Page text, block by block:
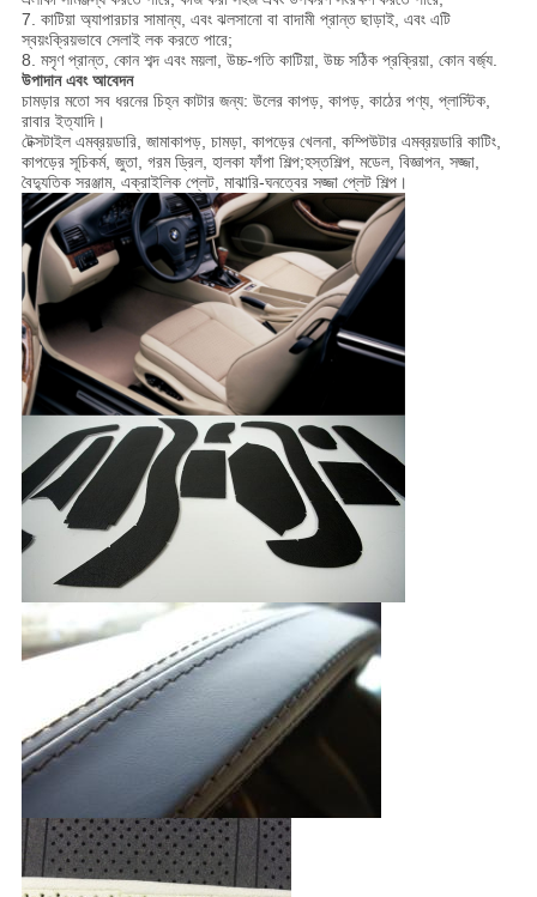
7. কাটিয়া অ্যাপারচার সামান্য, এবং ঝলসানো বা বাদামী প্রান্ত ছাড়াই, এবং এটি
স্বয়ংক্রিয়ভাবে সেলাই লক করতে পারে;
8. মসৃণ প্রান্ত, কোন শব্দ এবং ময়লা, উচ্চ-গতি কাটিয়া, উচ্চ সঠিক প্রক্রিয়া, কোন বর্জ্য.
উপাদান এবং আবেদন
চামড়ার মতো সব ধরনের চিহ্ন কাটার জন্য: উলের কাপড়, কাপড়, কাঠের পণ্য, প্লাস্টিক,
রাবার ইত্যাদি।
টেক্সটাইল এমব্রয়ডারি, জামাকাপড়, চামড়া, কাপড়ের খেলনা, কম্পিউটার এমব্রয়ডারি কাটিং,
কাপড়ের সূচিকর্ম, জুতা, গরম ড্রিল, হালকা ফাঁপা শিল্প;হস্তশিল্প, মডেল, বিজ্ঞাপন, সজ্জা,
বৈদ্যুতিক সরঞ্জাম, এক্রাইলিক প্লেট, মাঝারি-ঘনত্বের সজ্জা প্লেট শিল্প।